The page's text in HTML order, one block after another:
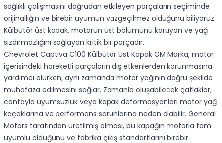
sağlıklı çalışmasını doğrudan etkileyen parçaların seçiminde
orijinalliğin ve birebir uyumun vazgeçilmez olduğunu biliyoruz.
Külbütör üst kapak, motorun üst bölümünü koruyan ve yağ
sızdırmazlığını sağlayan kritik bir parçadır.
Chevrolet Captiva C100 Külbütör Üst Kapak GM Marka, motor
içerisindeki hareketli parçaların dış etkenlerden korunmasına
yardımcı olurken, aynı zamanda motor yağının doğru şekilde
muhafaza edilmesini sağlar. Zamanla oluşabilecek çatlaklar,
contayla uyumsuzluk veya kapak deformasyonları motor yağ
kaçaklarına ve performans sorunlarına neden olabilir. General
Motors tarafından üretilmiş olması, bu kapağın motorla tam
uyumlu olduğunu ve fabrika çıkış standartlarını birebir